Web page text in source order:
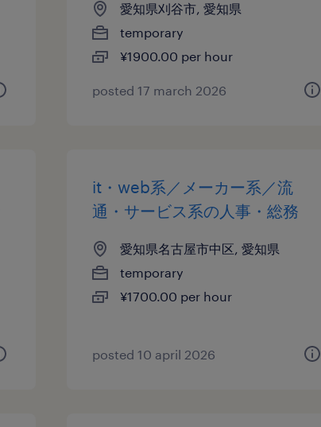
愛知県刈谷市, 愛知県
temporary
¥1900.00 per hour
posted 17 march 2026
it・web系／メーカー系／流
通・サービス系の人事・総務
愛知県名古屋市中区, 愛知県
temporary
¥1700.00 per hour
posted 10 april 2026